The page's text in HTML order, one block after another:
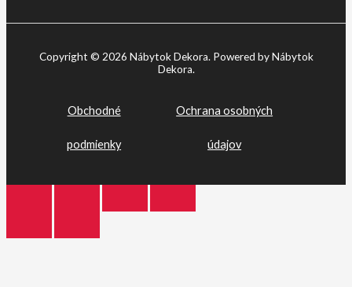
Copyright © 2026 Nábytok Dekora. Powered by Nábytok
Dekora.
Obchodné
podmienky
Ochrana osobných
údajov